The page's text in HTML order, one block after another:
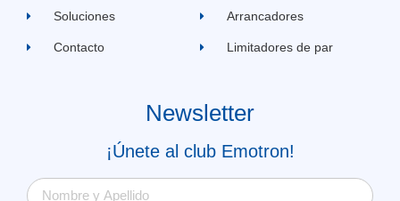
Soluciones
Contacto
Arrancadores
Limitadores de par
Newsletter
¡Únete al club Emotron!